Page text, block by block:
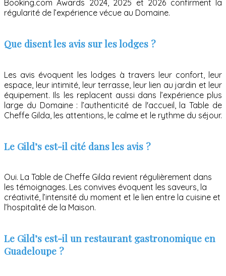
Booking.com Awards 2024, 2025 et 2026 confirment la
régularité de l’expérience vécue au Domaine.
Que disent les avis sur les lodges ?
Les avis évoquent les lodges à travers leur confort, leur
espace, leur intimité, leur terrasse, leur lien au jardin et leur
équipement. Ils les replacent aussi dans l’expérience plus
large du Domaine : l’authenticité de l'accueil, la Table de
Cheffe Gilda, les attentions, le calme et le rythme du séjour.
Le Gild’s est-il cité dans les avis ?
Oui. La Table de Cheffe Gilda revient régulièrement dans
les témoignages. Les convives évoquent les saveurs, la
créativité, l’intensité du moment et le lien entre la cuisine et
l’hospitalité de la Maison.
Le Gild’s est-il un restaurant gastronomique en
Guadeloupe ?